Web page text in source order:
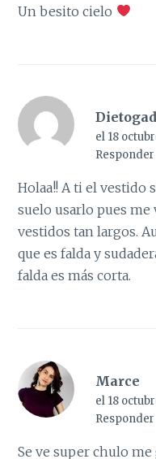
Un besito cielo
el 18
Responder
Holaa!! A ti el vestido
suelo usarlo pues me
vestidos tan largos.
que es falda y
falda es más corta.
Marce
el 18
Responder
Se ve super chulo